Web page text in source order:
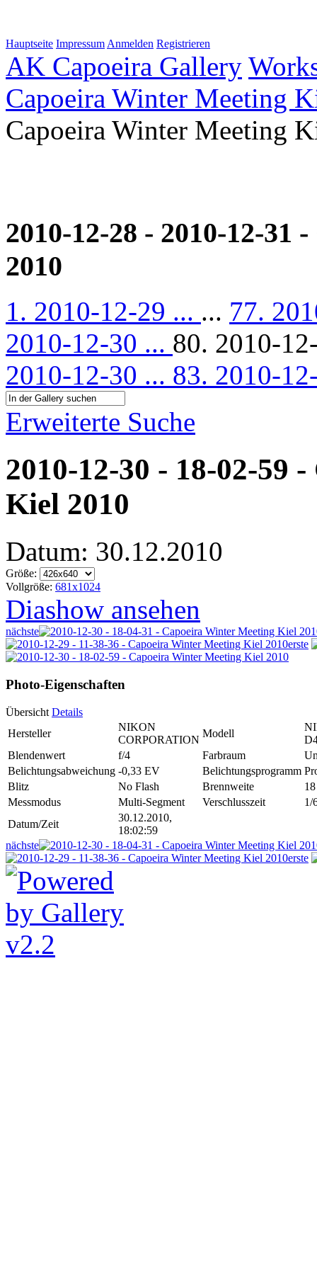
Hauptseite Impressum Anmelden Registrieren
AK Capoeira Gallery
Capoeira Winter Meeting
Capoeira Winter Meeting
2010-12-28 - 2010-12-
2010
1. 2010-12-29 ... ... 77.
2010-12-30 ... 80. 2010-
2010-12-30 ... 83. 2010-
Erweiterte Suche
2010-12-30 - 18-02-59
Kiel 2010
Datum: 30.12.2010
Größe:
Vollgröße: 681x1024
Diashow ansehen
nächste
erste
Photo-Eigenschaften
Übersicht Details
Hersteller
NIKON
CORPORATION
Modell
Blendenwert
f/4 Farbraum
Belichtungsabweichung -0,33 EV Belichtungsprogramm
Blitz
No Flash Brennweite
Messmodus
Multi-Segment Verschlusszeit
1/
Datum/Zeit
30.12.2010,
18:02:59
nächste
erste